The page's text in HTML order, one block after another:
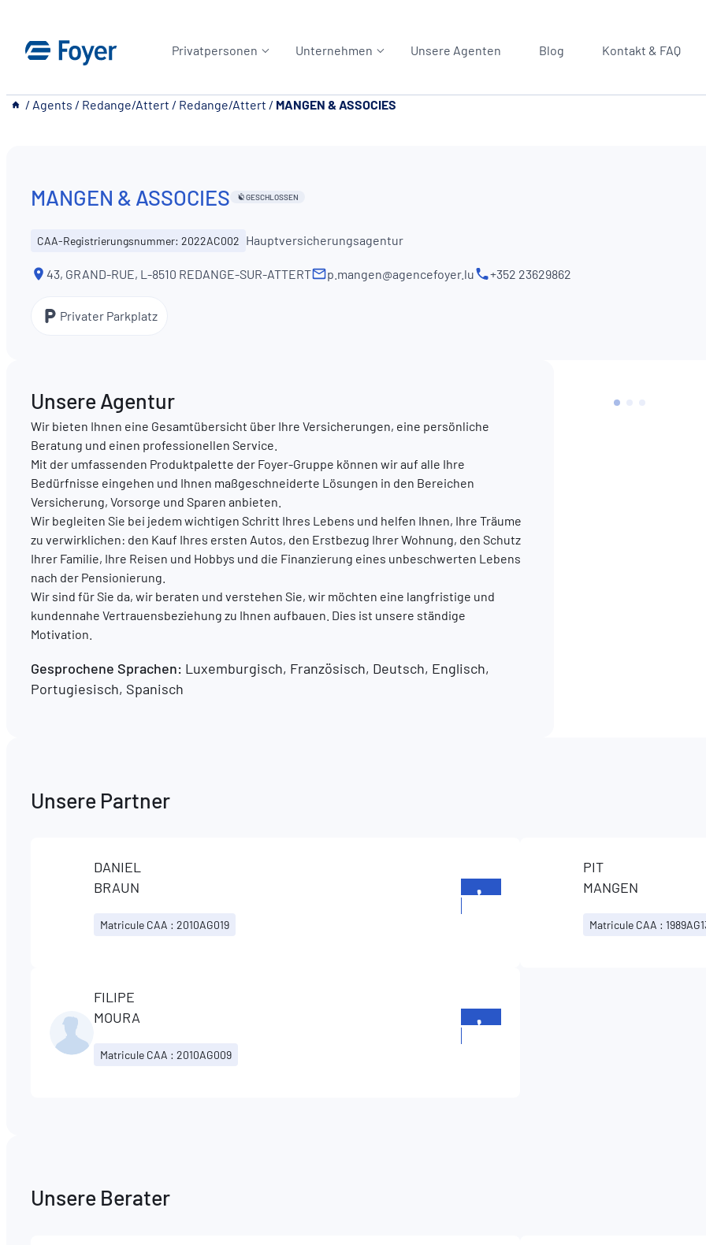
springen
Privatpersonen Unternehmen Unsere Agenten Blog Kontakt & FAQ
__ / Agents / Redange/Attert / Redange/Attert / MANGEN & ASSOCIES
MANGEN & ASSOCIES GESCHLOSSEN
CAA-Registrierungsnummer: 2022AC002 Hauptversicherungsagentur
43, GRAND-RUE, L-8510 REDANGE-SUR-ATTERT p.mangen@agencefoyer.lu +352 23629862
Privater Parkplatz
Unsere Agentur
Wir bieten Ihnen eine Gesamtübersicht über Ihre Versicherungen, eine persönliche
Beratung und einen professionellen Service.
Mit der umfassenden Produktpalette der Foyer-Gruppe können wir auf alle Ihre
Bedürfnisse eingehen und Ihnen maßgeschneiderte Lösungen in den Bereichen
Versicherung, Vorsorge und Sparen anbieten.
Wir begleiten Sie bei jedem wichtigen Schritt Ihres Lebens und helfen Ihnen, Ihre Träume
zu verwirklichen: den Kauf Ihres ersten Autos, den Erstbezug Ihrer Wohnung, den Schutz
Ihrer Familie, Ihre Reisen und Hobbys und die Finanzierung eines unbeschwerten Lebens
nach der Pensionierung.
Wir sind für Sie da, wir beraten und verstehen Sie, wir möchten eine langfristige und
kundennahe Vertrauensbeziehung zu Ihnen aufbauen. Dies ist unsere ständige
Motivation.
Gesprochene Sprachen: Luxemburgisch, Französisch, Deutsch, Englisch,
Portugiesisch, Spanisch
Unsere Partner
DANIEL
BRAUN
Matricule CAA : 2010AG019
PIT
MANGEN
Matricule CAA :
FILIPE
MOURA
Matricule CAA : 2010AG009
Unsere Berater